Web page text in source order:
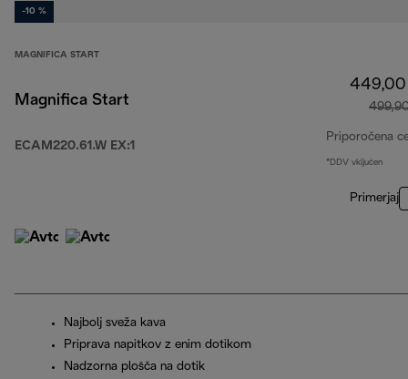
-10 %
MAGNIFICA START
Magnifica Start
ECAM220.61.W EX:1
Priporočena
*DDV vključen
Primerjaj
Najbolj sveža kava
Priprava napitkov z enim dotikom
Nadzorna plošča na dotik